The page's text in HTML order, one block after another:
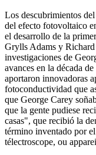
Los descubrimientos
del efecto fotovoltaico
el desarrollo de la
Grylls Adams y
investigaciones de
avances en la década
aportaron innovadoras
fotoconductividad que
que George Carey
que la gente pudiese
casas", que recibió la
término inventado por
télectroscope, ou